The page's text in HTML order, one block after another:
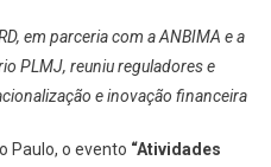
em parceria com a ANBIMA e a
PLMJ, reuniu reguladores e
e inovação financeira
Paulo, o evento “Atividades